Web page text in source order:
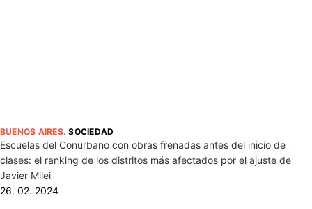
BUENOS AIRES.SOCIEDAD
Escuelas del Conurbano con obras frenadas antes del inicio de
clases: el ranking de los distritos más afectados por el ajuste de
Javier Milei
26. 02. 2024